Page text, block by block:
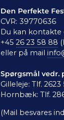
Den Perfekte
CVR: 39770636
Du kan kontakte
+45 26 23 58 88
eller på mail
Spørgsmål vedr.
Gilleleje: Tlf. 2623
Hornbæk: Tlf.
(Mail besvares